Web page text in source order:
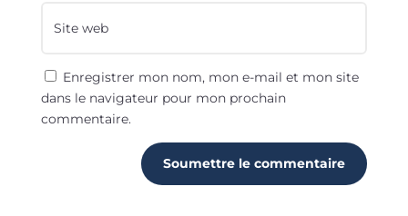
Enregistrer mon nom, mon e-mail et mon site
dans le navigateur pour mon prochain
commentaire.
Soumettre le commentaire